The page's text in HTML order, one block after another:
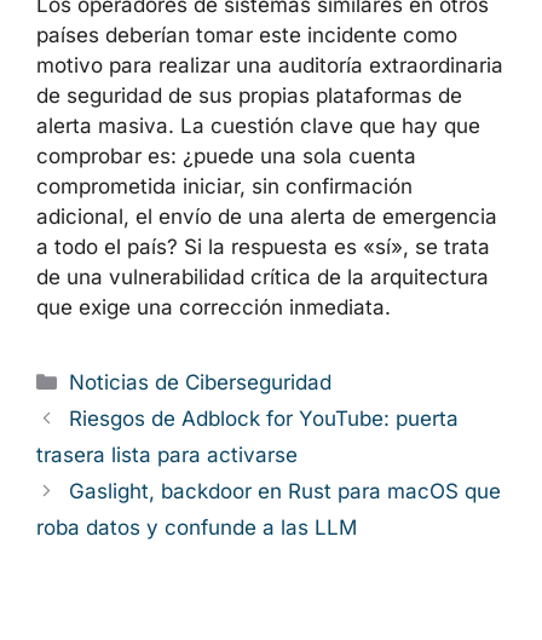
envío de alertas de emergencia con una
protección reforzada frente al acceso no
autorizado; no obstante, aún no se han dado
a conocer plazos concretos ni decisiones de
arquitectura.
Los operadores de sistemas similares en
otros países deberían tomar este incidente
como motivo para realizar una auditoría
extraordinaria de seguridad de sus propias
plataformas de alerta masiva. La cuestión
sola cuenta comprometida iniciar, sin
confirmación adicional, el envío de una alerta
de emergencia a todo el país? Si la respuesta
es «sí», se trata de una vulnerabilidad crítica
de la arquitectura que exige una corrección
inmediata.